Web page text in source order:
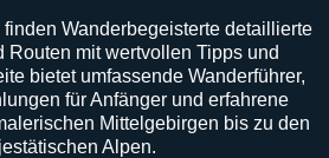
finden Wanderbegeisterte detaillierte
Routen mit wertvollen Tipps und
bietet umfassende Wanderführer,
für Anfänger und erfahrene
Mittelgebirgen bis zu den
Alpen.